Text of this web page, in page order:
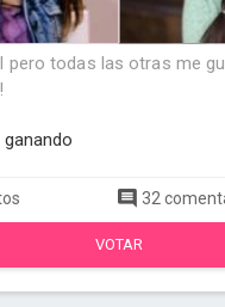
pero todas las otras me
32
VOTAR